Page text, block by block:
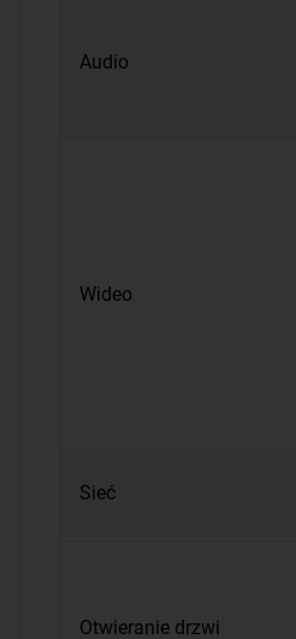
Audio
Wideo
Sieć
Otwieranie drzwi